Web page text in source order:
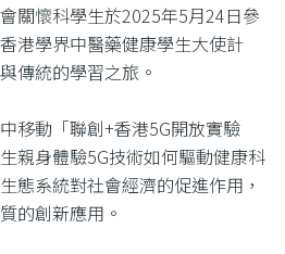
關懷科學生於2025年5月24日參
港學界中醫藥健康學生大使計
傳統的學習之旅。
移動「聯創+香港5G開放實驗
親身體驗5G技術如何驅動健康科
態系統對社會經濟的促進作用，
的創新應用。